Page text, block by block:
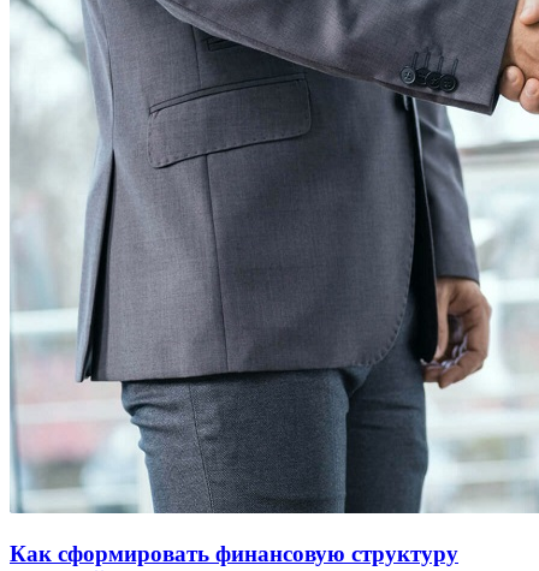
Как сформировать финансовую структуру